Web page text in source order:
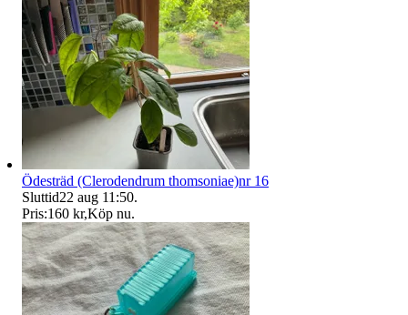
Ödesträd (Clerodendrum thomsoniae)nr 16
Sluttid22 aug 11:50.
Pris:160 kr,Köp nu.